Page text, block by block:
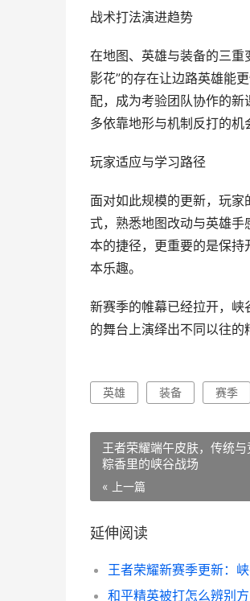
战术打法演进趋势
在地图、英雄与装备的三重
影花”的存在让边路英雄能
配，成为考验团队协作的
多依靠地形与机制反打的机
玩家适应与学习路径
面对如此规模的更新，玩
式，熟悉地图改动与英雄
本的捷径，更重要的是保
本乐趣。
新赛季的帷幕已经拉开，
的舞台上演绎出不同以往的
英雄 装备 赛季
王者荣耀端午皮肤，传统与
粽香里的峡谷战场
« 上一篇
延伸阅读
王者荣耀新赛季更新：
和平精英被打怎么辨别